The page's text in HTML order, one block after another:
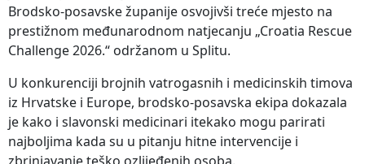
Brodsko-posavske županije osvojivši treće mjesto na
prestižnom međunarodnom natjecanju „Croatia Rescue
Challenge 2026.“ održanom u Splitu.
U konkurenciji brojnih vatrogasnih i medicinskih timova
iz Hrvatske i Europe, brodsko-posavska ekipa dokazala
je kako i slavonski medicinari itekako mogu parirati
najboljima kada su u pitanju hitne intervencije i